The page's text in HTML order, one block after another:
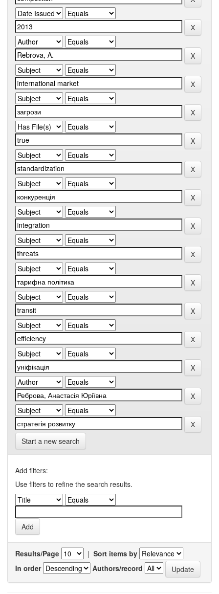
Start a new search
Add filters:
Use filters to refine the search results.
Results/Page | Sort items by
In order
Authors/record